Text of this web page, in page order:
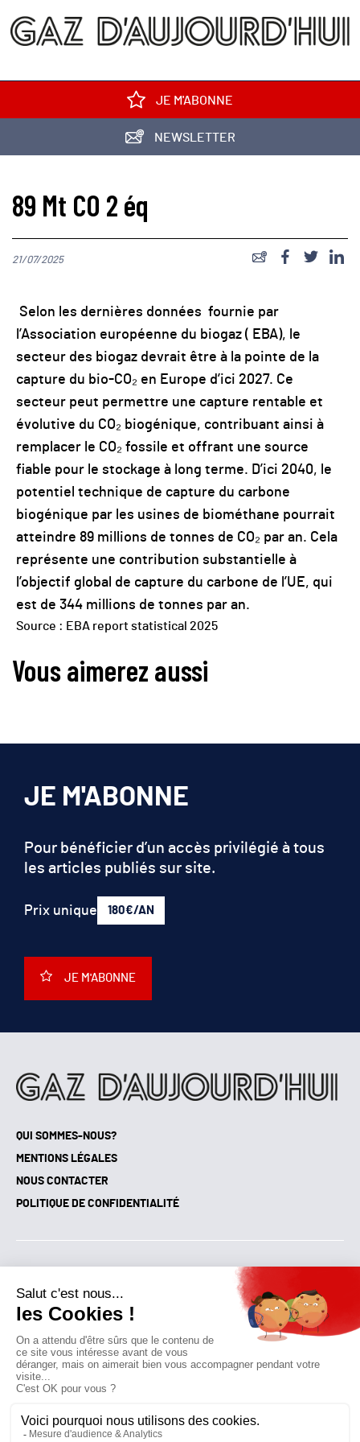
JE M'ABONNE
NEWSLETTER
89 Mt CO 2 éq
21/07/2025
Selon les dernières données fournie par
l’Association européenne du biogaz ( EBA), le
secteur des biogaz devrait être à la pointe de la
capture du bio-CO₂ en Europe d’ici 2027. Ce
secteur peut permettre une capture rentable et
évolutive du CO₂ biogénique, contribuant ainsi à
remplacer le CO₂ fossile et offrant une source
fiable pour le stockage à long terme. D’ici 2040, le
potentiel technique de capture du carbone
biogénique par les usines de biométhane pourrait
atteindre 89 millions de tonnes de CO₂ par an. Cela
représente une contribution substantielle à
l’objectif global de capture du carbone de l’UE, qui
est de 344 millions de tonnes par an.
Source : EBA report statistical 2025
Vous aimerez aussi
QUI SOMMES-NOUS?
MENTIONS LÉGALES
NOUS CONTACTER
POLITIQUE DE CONFIDENTIALITÉ
Mes favoris
JE M'ABONNE
Pour bénéficier d’un accès privilégié à tous
les articles publiés sur site.
Prix unique 180€/AN
JE M'ABONNE